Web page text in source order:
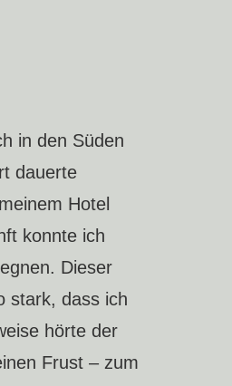
in den Süden
dauerte
Hotel
konnte ich
Dieser
stark, dass ich
hörte der
Frust – zum